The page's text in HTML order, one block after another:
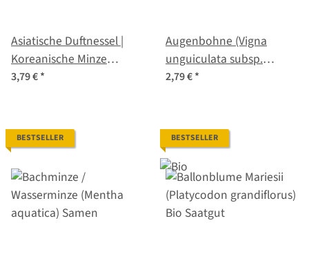
Asiatische Duftnessel |
Koreanische Minze
(Agastache rugosa) Bio-
3,79 €*
Augenbohne (Vigna
unguiculata subsp.
unguiculata) Samen
2,79 €*
BESTSELLER BESTSELLER